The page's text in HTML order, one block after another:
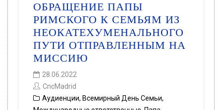
ОБРАЩЕНИЕ ПАПЫ
РИМСКОГО К СЕМЬЯМ ИЗ
НЕОКАТЕХУМЕНАЛЬНОГО
ПУТИ ОТПРАВЛЕННЫМ НА
МИССИЮ
28.06.2022
CncMadrid
Аудиенции, Всемирный День Семьи,